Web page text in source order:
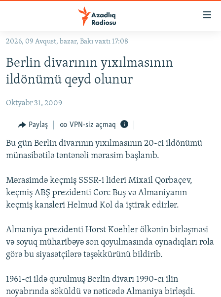
Əsas
qayıt
Əsas
qayıt
KORRUPSIOMETR
#ƏSLINDƏ
FƏRQƏ BAX
QANUNI DOĞRU
ARAŞDIRMA
MULTIMEDIA
VIDEO
İNFOQRAFIKA
KARIKATURA
RADIO ARXIV
AZƏRBAYCAN ƏDƏBIYYATI KITABXANASI
İSLAM VƏ DEMOKRATIYA
HAQQIMIZDA
MISSIYAMIZ
PEŞƏ ETIKASI VƏ JURNALISTIKA STANDARTLARIMIZ
AZADLIQRADIOSU MOBIL TELEFONUNUZDA
BIZI IZLƏ
RFE/RL-in bütün saytları
2026, 09 Avqust, bazar, Bakı vaxtı 17:08
Berlin divarının yıxılmasının
ildönümü qeyd olunur
Oktyabr 31, 2009
Paylaş VPN-siz açmaq
Bu gün Berlin divarının yıxılmasının 20-ci ildönümü
münasibətilə təntənəli mərasim başlanıb.
Mərasimdə keçmiş SSSR-i lideri Mixail Qorbaçev,
keçmiş ABŞ prezidenti Corc Buş və Almaniyanın
keçmiş kansleri Helmud Kol da iştirak edirlər.
Almaniya prezidenti Horst Koehler ölkənin birləşməsi
və soyuq müharibəyə son qoyulmasında oynadıqları rola
görə bu siyasətçilərə təşəkkürünü bildirib.
1961-ci ildə qurulmuş Berlin divarı 1990-cı ilin
noyabrında söküldü və nəticədə Almaniya birləşdi.